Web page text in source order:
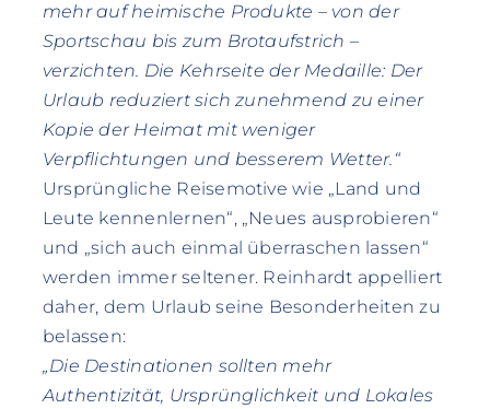
mehr auf heimische Produkte – von der
Sportschau bis zum Brotaufstrich –
verzichten. Die Kehrseite der Medaille: Der
Urlaub reduziert sich zunehmend zu einer
Kopie der Heimat mit weniger
Verpflichtungen und besserem Wetter.“
Ursprüngliche Reisemotive wie „Land und
Leute kennenlernen“, „Neues ausprobieren“
und „sich auch einmal überraschen lassen“
werden immer seltener. Reinhardt appelliert
daher, dem Urlaub seine Besonderheiten zu
belassen:
„Die Destinationen sollten mehr
Authentizität, Ursprünglichkeit und Lokales